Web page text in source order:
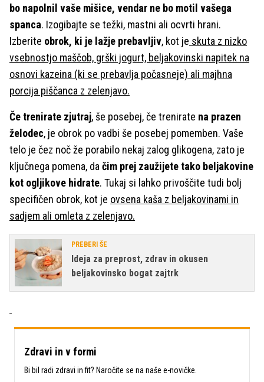
bo napolnil vaše mišice, vendar ne bo motil vašega
spanca. Izogibajte se težki, mastni ali ocvrti hrani.
Izberite obrok, ki je lažje prebavljiv, kot je skuta z nizko
vsebnostjo maščob, grški jogurt, beljakovinski napitek na
osnovi kazeina (ki se prebavlja počasneje) ali majhna
porcija piščanca z zelenjavo.
Če trenirate zjutraj, še posebej, če trenirate na prazen
želodec, je obrok po vadbi še posebej pomemben. Vaše
telo je čez noč že porabilo nekaj zalog glikogena, zato je
ključnega pomena, da čim prej zaužijete tako beljakovine
kot ogljikove hidrate. Tukaj si lahko privoščite tudi bolj
specifičen obrok, kot je ovsena kaša z beljakovinami in
sadjem ali omleta z zelenjavo.
PREBERI ŠE
Ideja za preprost, zdrav in okusen
beljakovinsko bogat zajtrk
Zdravi in v formi
Bi bil radi zdravi in fit? Naročite se na naše e-novičke.